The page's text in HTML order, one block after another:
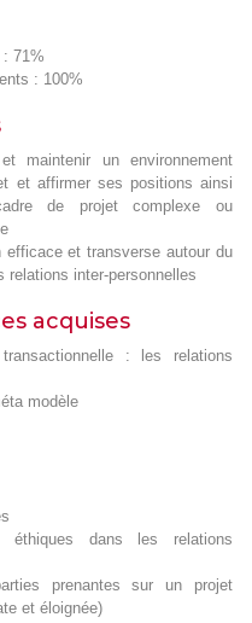
: 71%
: 100%
maintenir un environnement
et affirmer ses positions ainsi
de projet complexe ou
efficace et transverse autour du
relations inter-personnelles
acquises
: les relations
modèle
éthiques dans les relations
prenantes sur un projet
et éloignée)